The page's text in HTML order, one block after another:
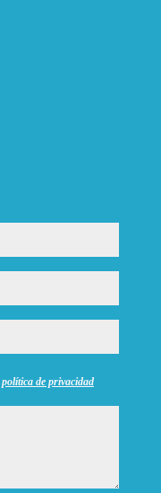
política de privacidad